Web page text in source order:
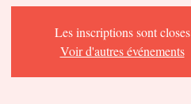
Les inscriptions sont closes
Voir d'autres événements